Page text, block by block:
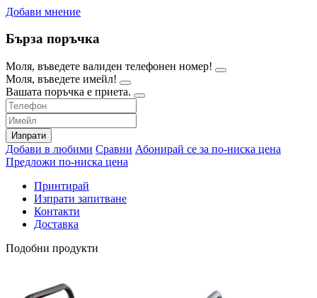
Добави мнение
Бърза поръчка
Моля, въведете валиден телефонен номер!
Моля, въведете имейл!
Вашата поръчка е приета.
Изпрати
Добави в любими Сравни Абонирай се за по-ниска цена
Предложи по-ниска цена
Принтирай
Изпрати запитване
Контакти
Доставка
Подобни продукти